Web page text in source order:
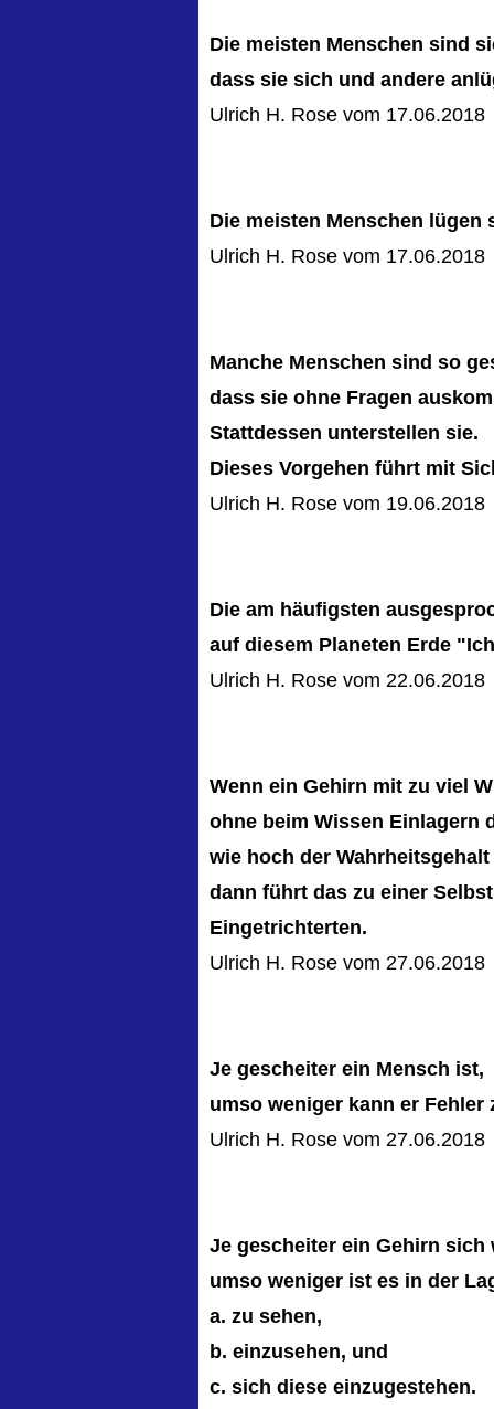
Die meisten Menschen sind
dass sie sich und andere
Ulrich H. Rose vom 17.06.2018
Die meisten Menschen lügen
Ulrich H. Rose vom 17.06.2018
Manche Menschen sind so
dass sie ohne Fragen
Stattdessen unterstellen sie.
Dieses Vorgehen führt mit
Ulrich H. Rose vom 19.06.2018
Die am häufigsten
auf diesem Planeten Erde
Ulrich H. Rose vom 22.06.2018
Wenn ein Gehirn mit zu viel
ohne beim Wissen Einlagern
wie hoch der
dann führt das zu einer
Eingetrichterten.
Ulrich H. Rose vom 27.06.2018
Je gescheiter ein Mensch ist,
umso weniger kann er Fehler
Ulrich H. Rose vom 27.06.2018
Je gescheiter ein Gehirn
umso weniger ist es in der
a. zu sehen,
b. einzusehen, und
c. sich diese einzugestehen.